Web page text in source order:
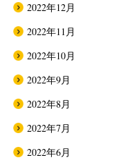
2022年12月
2022年11月
2022年10月
2022年9月
2022年8月
2022年7月
2022年6月